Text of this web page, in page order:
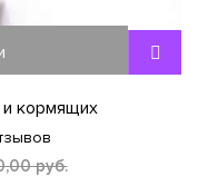
кормящих
руб.